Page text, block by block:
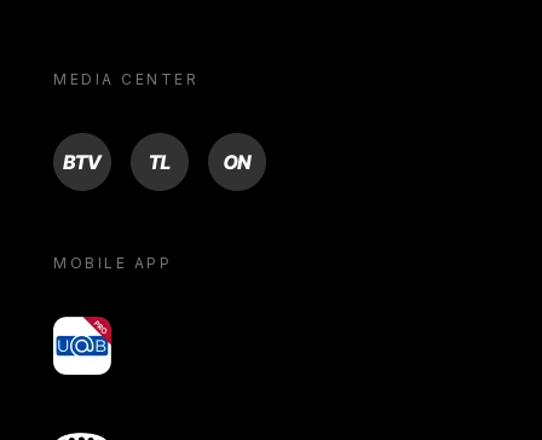
MEDIA CENTER
BTV TL ON
MOBILE APP
yoU@B